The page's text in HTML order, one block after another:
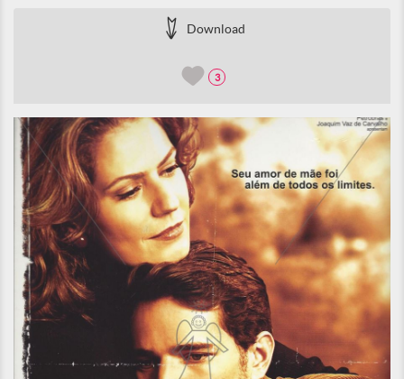
Download
3